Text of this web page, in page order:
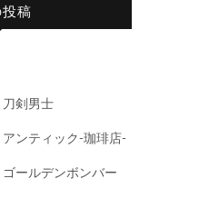
稿
刀剣男士
ンティック-珈琲店-
ールデンボンバー